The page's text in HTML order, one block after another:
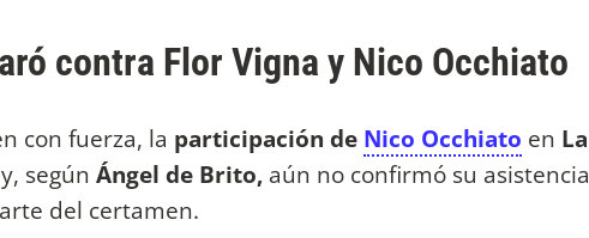
contra Flor Vigna y Nico Occhiato
con fuerza, la participación de Nico Occhiato en La
según Ángel de Brito, aún no confirmó su asistencia
del certamen.